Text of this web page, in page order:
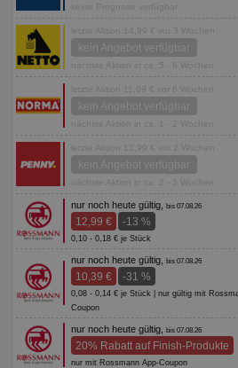
keine Prognose verfügbar
letzte Aktion 14,99 € vor 3 Wochen
kein Angebot verfügbar
nächste Aktion in ca. 5 - 6 Wochen
letzte Aktion 11,99 € vor 6 Wochen
kein Angebot verfügbar
nächste Aktion in ca. 1 - 2 Wochen
letzte Aktion 12,99 € vor 2 Wochen
kein Angebot verfügbar
nächste Aktion in ca. 2 - 3 Wochen
nur noch heute gültig, bis 07.08.26
12,99 € -13 %
0,10 - 0,18 € je Stück
nur noch heute gültig, bis 07.08.26
10,39 € -31 %
0,08 - 0,14 € je Stück | nur gültig mit
Coupon
nur noch heute gültig, bis 07.08.26
20% Rabatt auf Finish-Produkte
nur mit Rossmann App-Coupon